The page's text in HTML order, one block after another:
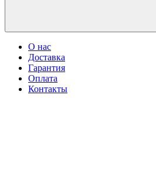
О нас
Доставка
Гарантия
Оплата
Контакты